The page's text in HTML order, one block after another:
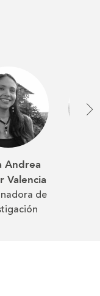
Andrea
Valencia
de